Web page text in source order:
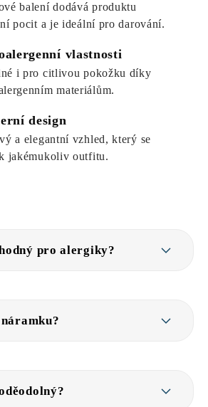
balení dodává produktu
pocit a je ideální pro darování.
vlastnosti
i pro citlivou pokožku díky
materiálům.
design
a elegantní vzhled, který se
jakémukoliv outfitu.
pro alergiky?